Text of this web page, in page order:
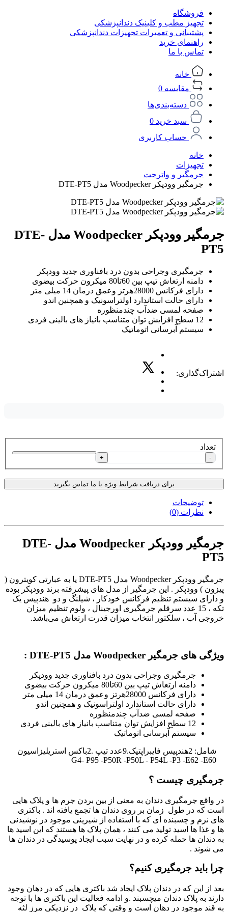
فروشگاه
تجهیز مطب و کلینیک دندانپزشکی
پشتیبانی و تعمیرات تجهیزات دندانپزشکی
راهنمای خرید
تماس با ما
خانه
مقایسه 0
دسته‌بندی‌ها
سبد خرید 0
حساب کاربری
خانه
تجهیزات
جرمگیر و واترجت
جرمگیر وودپکر Woodpecker مدل DTE-PT5
جرمگیر وودپکر Woodpecker مدل DTE-
PT5
جرمگیری وجراحی بدون درد بافناوری جدید وودپکر
دامنه ارتعاش تیپ بین 60تا80 میکرون حرکت بیضوی
دارای فرکانس 28000هرتز وعمق درمان 14 میلی متر
دارای حالت استاندارد اولتراسونیک و همچنین اندو
صفحه لمسی ضدآب چندمنظوره
12 سطح افزایش توان متناسب بانیاز های بالینی فردی
سیستم آبرسانی اتوماتیک
اشتراک‌گذاری:
تعداد
-
+
برای دریافت شرایط ویژه با ما تماس بگیرید
توضیحات
نظرات (0)
جرمگیر وودپکر Woodpecker مدل DTE-
PT5
جرمگیر وودپکر Woodpecker مدل DTE-PT5 یا به عبارتی کویترون (
پیزون ) وودپکر . این جرمگیر از مدل های پیشرفته برند وودپکر بوده
و دارای سیستم تنظیم فرکانس خودکار ، شیلنگ و دو هندپیس یک
تکه ، 15 عدد سرقلم جرمگیری اورجینال ، ولوم تنظیم میزان
خروجی آب ، سلکتور انتخاب میزان قدرت ارتعاش می‌باشد.
ویژگی های جرمگیر Woodpecker مدل DTE-PT5 :
جرمگیری وجراحی بدون درد بافناوری جدید وودپکر
دامنه ارتعاش تیپ بین 60تا80 میکرون حرکت بیضوی
دارای فرکانس 28000هرتز وعمق درمان 14 میلی متر
دارای حالت استاندارد اولتراسونیک و همچنین اندو
صفحه لمسی ضدآب چندمنظوره
12 سطح افزایش توان متناسب بانیاز های بالینی فردی
سیستم آبرسانی اتوماتیک
شامل: 2هندپیس فایبراپتیک.9عدد تیپ .2باکس استریلیزاسیون
G4- P95 -P50R -P50L - P54L -P3 -E62 -E60
جرمگیری چیست ؟
در واقع جرمگیری دندان به معنی از بین بردن جرم ها و پلاک هایی
است که در طول زمان بر روی دندان ها تجمع یافته اند . باکتری
های نرم و چسبنده ای که با استفاده از شیرینی موجود در نوشیدنی
ها و غذا ها اسید تولید می کنند ، همان پلاک ها هستند که این اسید ها
به دندان ها حمله کرده و در نهایت سبب ایجاد پوسیدگی در دندان ها
می شوند .
چرا باید جرمگیری کنیم؟
بعد از این که در دندان پلاک ایجاد شد باکتری هایی که در دهان وجود
دارند به پلاک دندان میچسبند .و ادامه فعالیت این باکتری ها با توجه
به قند موجود در دهان است و وقتی که پلاک در نزدیکی مرز لثه